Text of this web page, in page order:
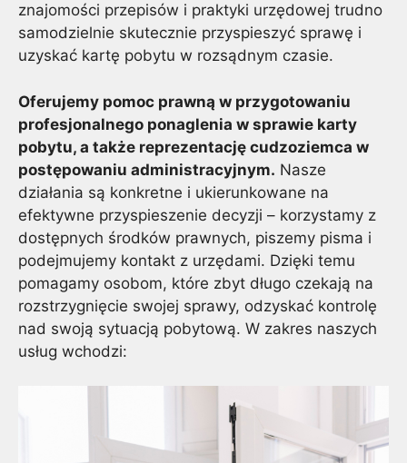
znajomości przepisów i praktyki urzędowej trudno
samodzielnie skutecznie przyspieszyć sprawę i
uzyskać kartę pobytu w rozsądnym czasie.
Oferujemy pomoc prawną w przygotowaniu
profesjonalnego ponaglenia w sprawie karty
pobytu, a także reprezentację cudzoziemca w
postępowaniu administracyjnym. Nasze
działania są konkretne i ukierunkowane na
efektywne przyspieszenie decyzji – korzystamy z
dostępnych środków prawnych, piszemy pisma i
podejmujemy kontakt z urzędami. Dzięki temu
pomagamy osobom, które zbyt długo czekają na
rozstrzygnięcie swojej sprawy, odzyskać kontrolę
nad swoją sytuacją pobytową. W zakres naszych
usług wchodzi: